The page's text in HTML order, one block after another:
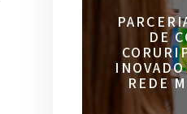
DE
REDE